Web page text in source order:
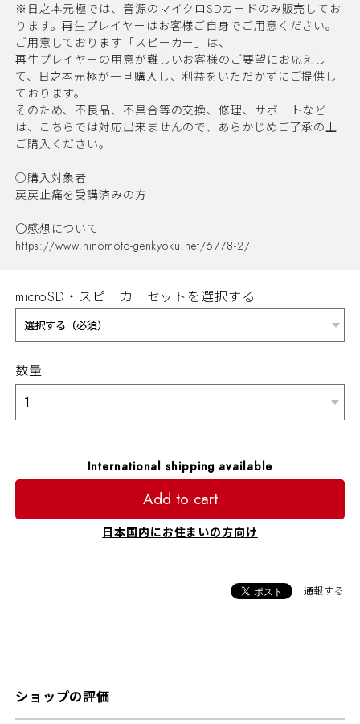
※日之本元極では、音源のマイクロSDカードのみ販売してお
ります。再生プレイヤーはお客様ご自身でご用意ください。
ご用意しております「スピーカー」は、
再生プレイヤーの用意が難しいお客様のご要望にお応えし
て、日之本元極が一旦購入し、利益をいただかずにご提供し
ております。
そのため、不良品、不具合等の交換、修理、サポートなど
は、こちらでは対応出来ませんので、あらかじめご了承の上
ご購入ください。
○購入対象者
戻戻止痛を受講済みの方
〇感想について
https://www.hinomoto-genkyoku.net/6778-2/
microSD・スピーカーセットを選択する
数量
International shipping available
Add to cart
日本国内にお住まいの方向け
通報する
ショップの評価